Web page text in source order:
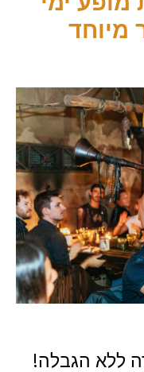
מיוחד
ללא הגבלה!